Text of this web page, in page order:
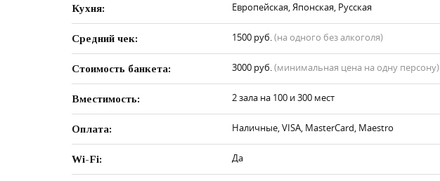
Кухня: Европейская, Японская, Русская
Средний чек: 1500 руб.(на одного без алкоголя)
Стоимость банкета: 3000 руб.(минимальная цена на одну персону)
Вместимость: 2 зала на 100 и 300 мест
Оплата: Наличные, VISA, MasterCard, Maestro
Wi-Fi: Да